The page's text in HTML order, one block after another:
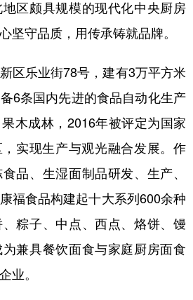
信息化 数字经济
兴 银龄 溯源中国
时尚 悦读
路 亚太网 上市公司
区颇具规模的现代化中央厨房
坚守品质，用传承铸就品牌。
区乐业街78号，建有3万平方米
6条国内先进的食品自动化生产
木成林，2016年被评定为国家
实现生产与观光融合发展。作
品、生湿面制品研发、生产、
福食品构建起十大系列600余种
粽子、中点、西点、烙饼、馒
兼具餐饮面食与家庭厨房面食
业。